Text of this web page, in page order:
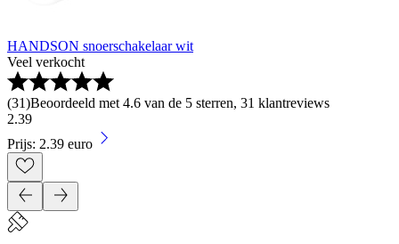
HANDSON snoerschakelaar wit
Veel verkocht
(31)Beoordeeld met 4.6 van de 5 sterren, 31 klantreviews
2.39
Prijs: 2.39 euro